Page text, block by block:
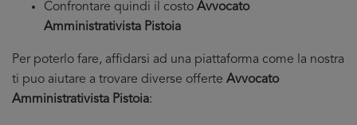
Confrontare quindi il costo Avvocato
Amministrativista Pistoia
Per poterlo fare, affidarsi ad una piattaforma come la nostra
ti puo aiutare a trovare diverse offerte Avvocato
Amministrativista Pistoia: